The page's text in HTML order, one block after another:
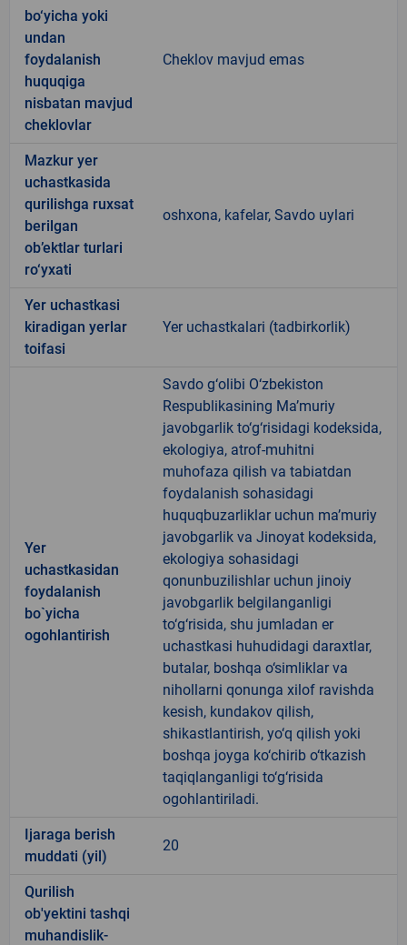
bo‘yicha yoki
undan
foydalanish
huquqiga
nisbatan mavjud
cheklovlar
Cheklov mavjud emas
Mazkur yer
uchastkasida
qurilishga ruxsat
berilgan
ob’ektlar turlari
ro‘yxati
oshxona, kafelar, Savdo uylari
Yer uchastkasi
kiradigan yerlar
toifasi
Yer uchastkalari (tadbirkorlik)
Yer
uchastkasidan
foydalanish
bo`yicha
ogohlantirish
Savdo g‘olibi O‘zbekiston
Respublikasining Ma’muriy
javobgarlik to‘g‘risidagi kodeksida,
ekologiya, atrof-muhitni
muhofaza qilish va tabiatdan
foydalanish sohasidagi
huquqbuzarliklar uchun ma’muriy
javobgarlik va Jinoyat kodeksida,
ekologiya sohasidagi
qonunbuzilishlar uchun jinoiy
javobgarlik belgilanganligi
to‘g‘risida, shu jumladan er
uchastkasi huhudidagi daraxtlar,
butalar, boshqa o‘simliklar va
nihollarni qonunga xilof ravishda
kesish, kundakov qilish,
shikastlantirish, yo‘q qilish yoki
boshqa joyga ko‘chirib o‘tkazish
taqiqlanganligi to‘g‘risida
ogohlantiriladi.
Ijaraga berish
muddati (yil)
20
Qurilish
ob'yektini tashqi
muhandislik-